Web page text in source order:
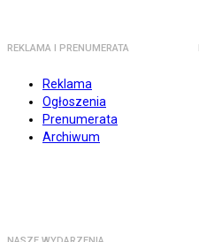
REKLAMA I PRENUMERATA
Reklama
Ogłoszenia
Prenumerata
Archiwum